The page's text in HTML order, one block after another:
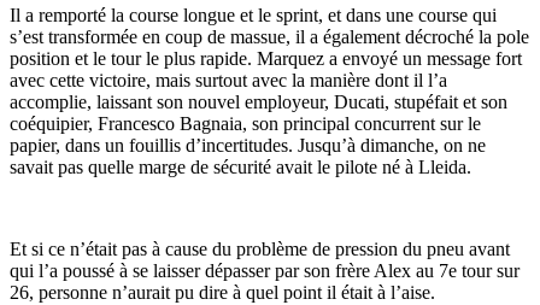
Il a remporté la course longue et le sprint, et dans une course qui
s’est transformée en coup de massue, il a également décroché la pole
position et le tour le plus rapide. Marquez a envoyé un message fort
avec cette victoire, mais surtout avec la manière dont il l’a
accomplie, laissant son nouvel employeur, Ducati, stupéfait et son
coéquipier, Francesco Bagnaia, son principal concurrent sur le
papier, dans un fouillis d’incertitudes. Jusqu’à dimanche, on ne
savait pas quelle marge de sécurité avait le pilote né à Lleida.
Et si ce n’était pas à cause du problème de pression du pneu avant
qui l’a poussé à se laisser dépasser par son frère Alex au 7e tour sur
26, personne n’aurait pu dire à quel point il était à l’aise.